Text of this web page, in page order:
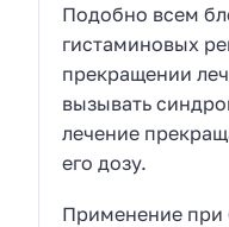
Подобно всем
гистаминовых
прекращении
вызывать
лечение
его дозу.
Применение при